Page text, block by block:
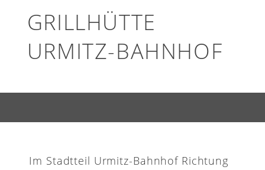
GRILLHÜTTE
URMITZ-BAHNHOF
Im Stadtteil Urmitz-Bahnhof Richtung